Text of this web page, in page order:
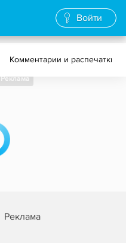
Войти
Комментарии и распечатки
Реклама
Реклама